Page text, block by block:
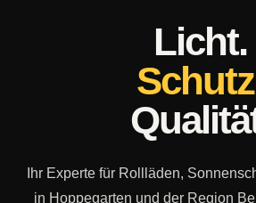
Licht.
Ihr Experte für Rollläden,
in Hoppegarten und der Region